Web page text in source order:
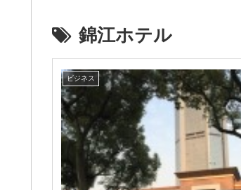
錦江ホテル
ビジネス